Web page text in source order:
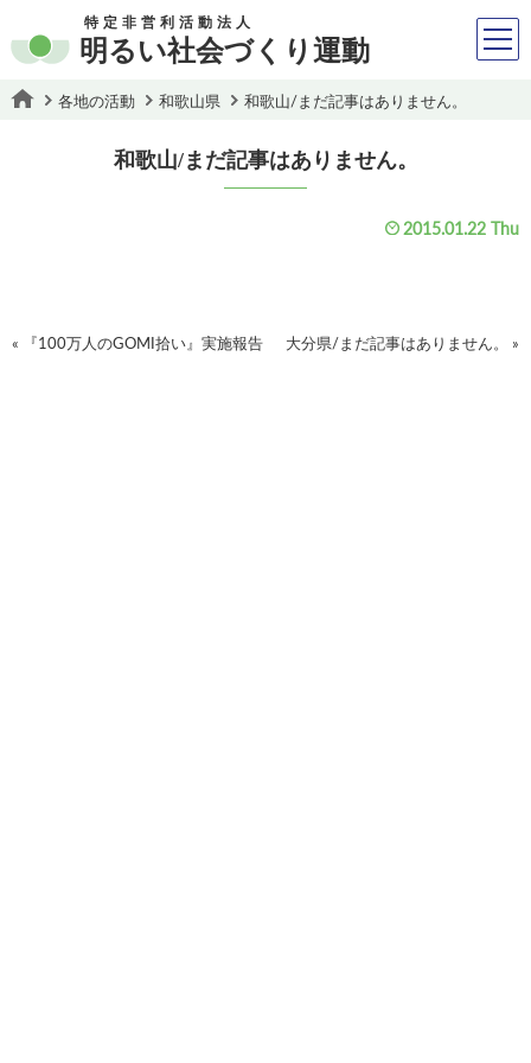
特定非営利活動法人
明るい社会づくり運動
各地の活動 和歌山県 和歌山/まだ記事はありません。
和歌山/まだ記事はありません。
2015.01.22 Thu
« 『100万人のGOMI拾い』実施報告 大分県/まだ記事はありません。 »